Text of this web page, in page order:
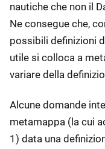
nautiche che non il
Ne consegue che,
possibili definizioni
utile si colloca a
variare della
Alcune domande
metamappa (la cui
1) data una